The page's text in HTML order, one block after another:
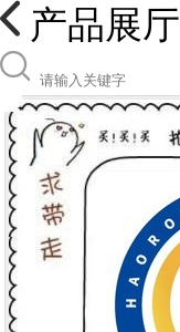
产品展厅